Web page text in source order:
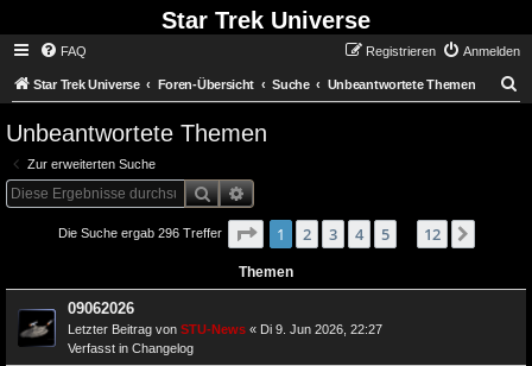
Star Trek Universe
FAQ Anmelden
Registrieren
Star Trek Universe Foren-Übersicht Suche Unbeantwortete Themen
Unbeantwortete Themen
Zur erweiterten Suche
SucheErweiterte Suche
Die Suche ergab 296 Treffer Seite 1 von 12
1 2 3 4 5 12
Themen
09062026
Letzter Beitrag von STU-News « Di 9. Jun 2026, 22:27
Verfasst in Changelog